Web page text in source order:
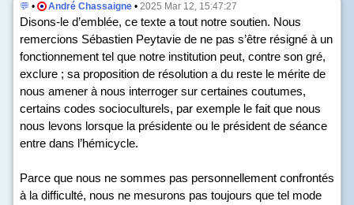
💬 • André Chassaigne • 2025 Mar 12, 15:47:27
Disons-le d’emblée, ce texte a tout notre soutien. Nous
remercions Sébastien Peytavie de ne pas s’être résigné à un
fonctionnement tel que notre institution peut, contre son gré,
exclure ; sa proposition de résolution a du reste le mérite de
nous amener à nous interroger sur certaines coutumes,
certains codes socioculturels, par exemple le fait que nous
nous levons lorsque la présidente ou le président de séance
entre dans l’hémicycle.
Parce que nous ne sommes pas personnellement confrontés
à la difficulté, nous ne mesurons pas toujours que tel mode